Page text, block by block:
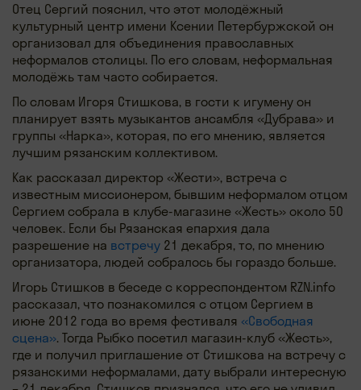
Отец Сергий пояснил, что этот молодёжный
культурный центр имени Ксении Петербуржской он
организовал для объединения православных
неформалов столицы. По его словам, неформальная
молодёжь там часто собирается.
По словам Игоря Стишкова, в гости к игумену он
планирует взять музыкантов ансамбля «Дубрава» и
группы «Нарка», которая, по его мнению, является
лучшим рязанским коллективом.
Как рассказал директор «Жести», встреча с
известным миссионером, бывшим неформалом отцом
Сергием собрала в клубе-магазине «Жесть» около 50
человек. Если бы Рязанская епархия дала
разрешение на встречу 21 декабря, то, по мнению
организатора, людей собралось бы гораздо больше.
Игорь Стишков в беседе с корреспондентом RZN.info
рассказал, что познакомился с отцом Сергием в
июне 2012 года во время фестиваля «Свободная
сцена». Тогда Рыбко посетил магазин-клуб «Жесть»,
где и получил приглашение от Стишкова на встречу с
рязанскими неформалами, дату выбрали интересную